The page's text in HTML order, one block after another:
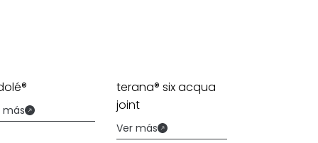
más
terana® six acqua
joint
Ver más